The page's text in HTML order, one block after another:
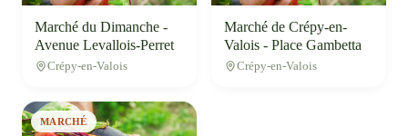
Marché du Dimanche -
Avenue Levallois-Perret
Crépy-en-Valois
Marché de Crépy-en-
Valois - Place Gambetta
Crépy-en-Valois
MARCHÉ